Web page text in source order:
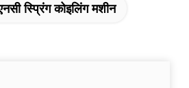
स्प्रिंग कोइलिंग मशीन